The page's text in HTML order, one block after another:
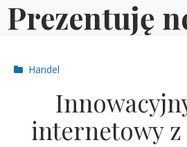
Skip
toPrezentuję
Post
Handel
internetowy